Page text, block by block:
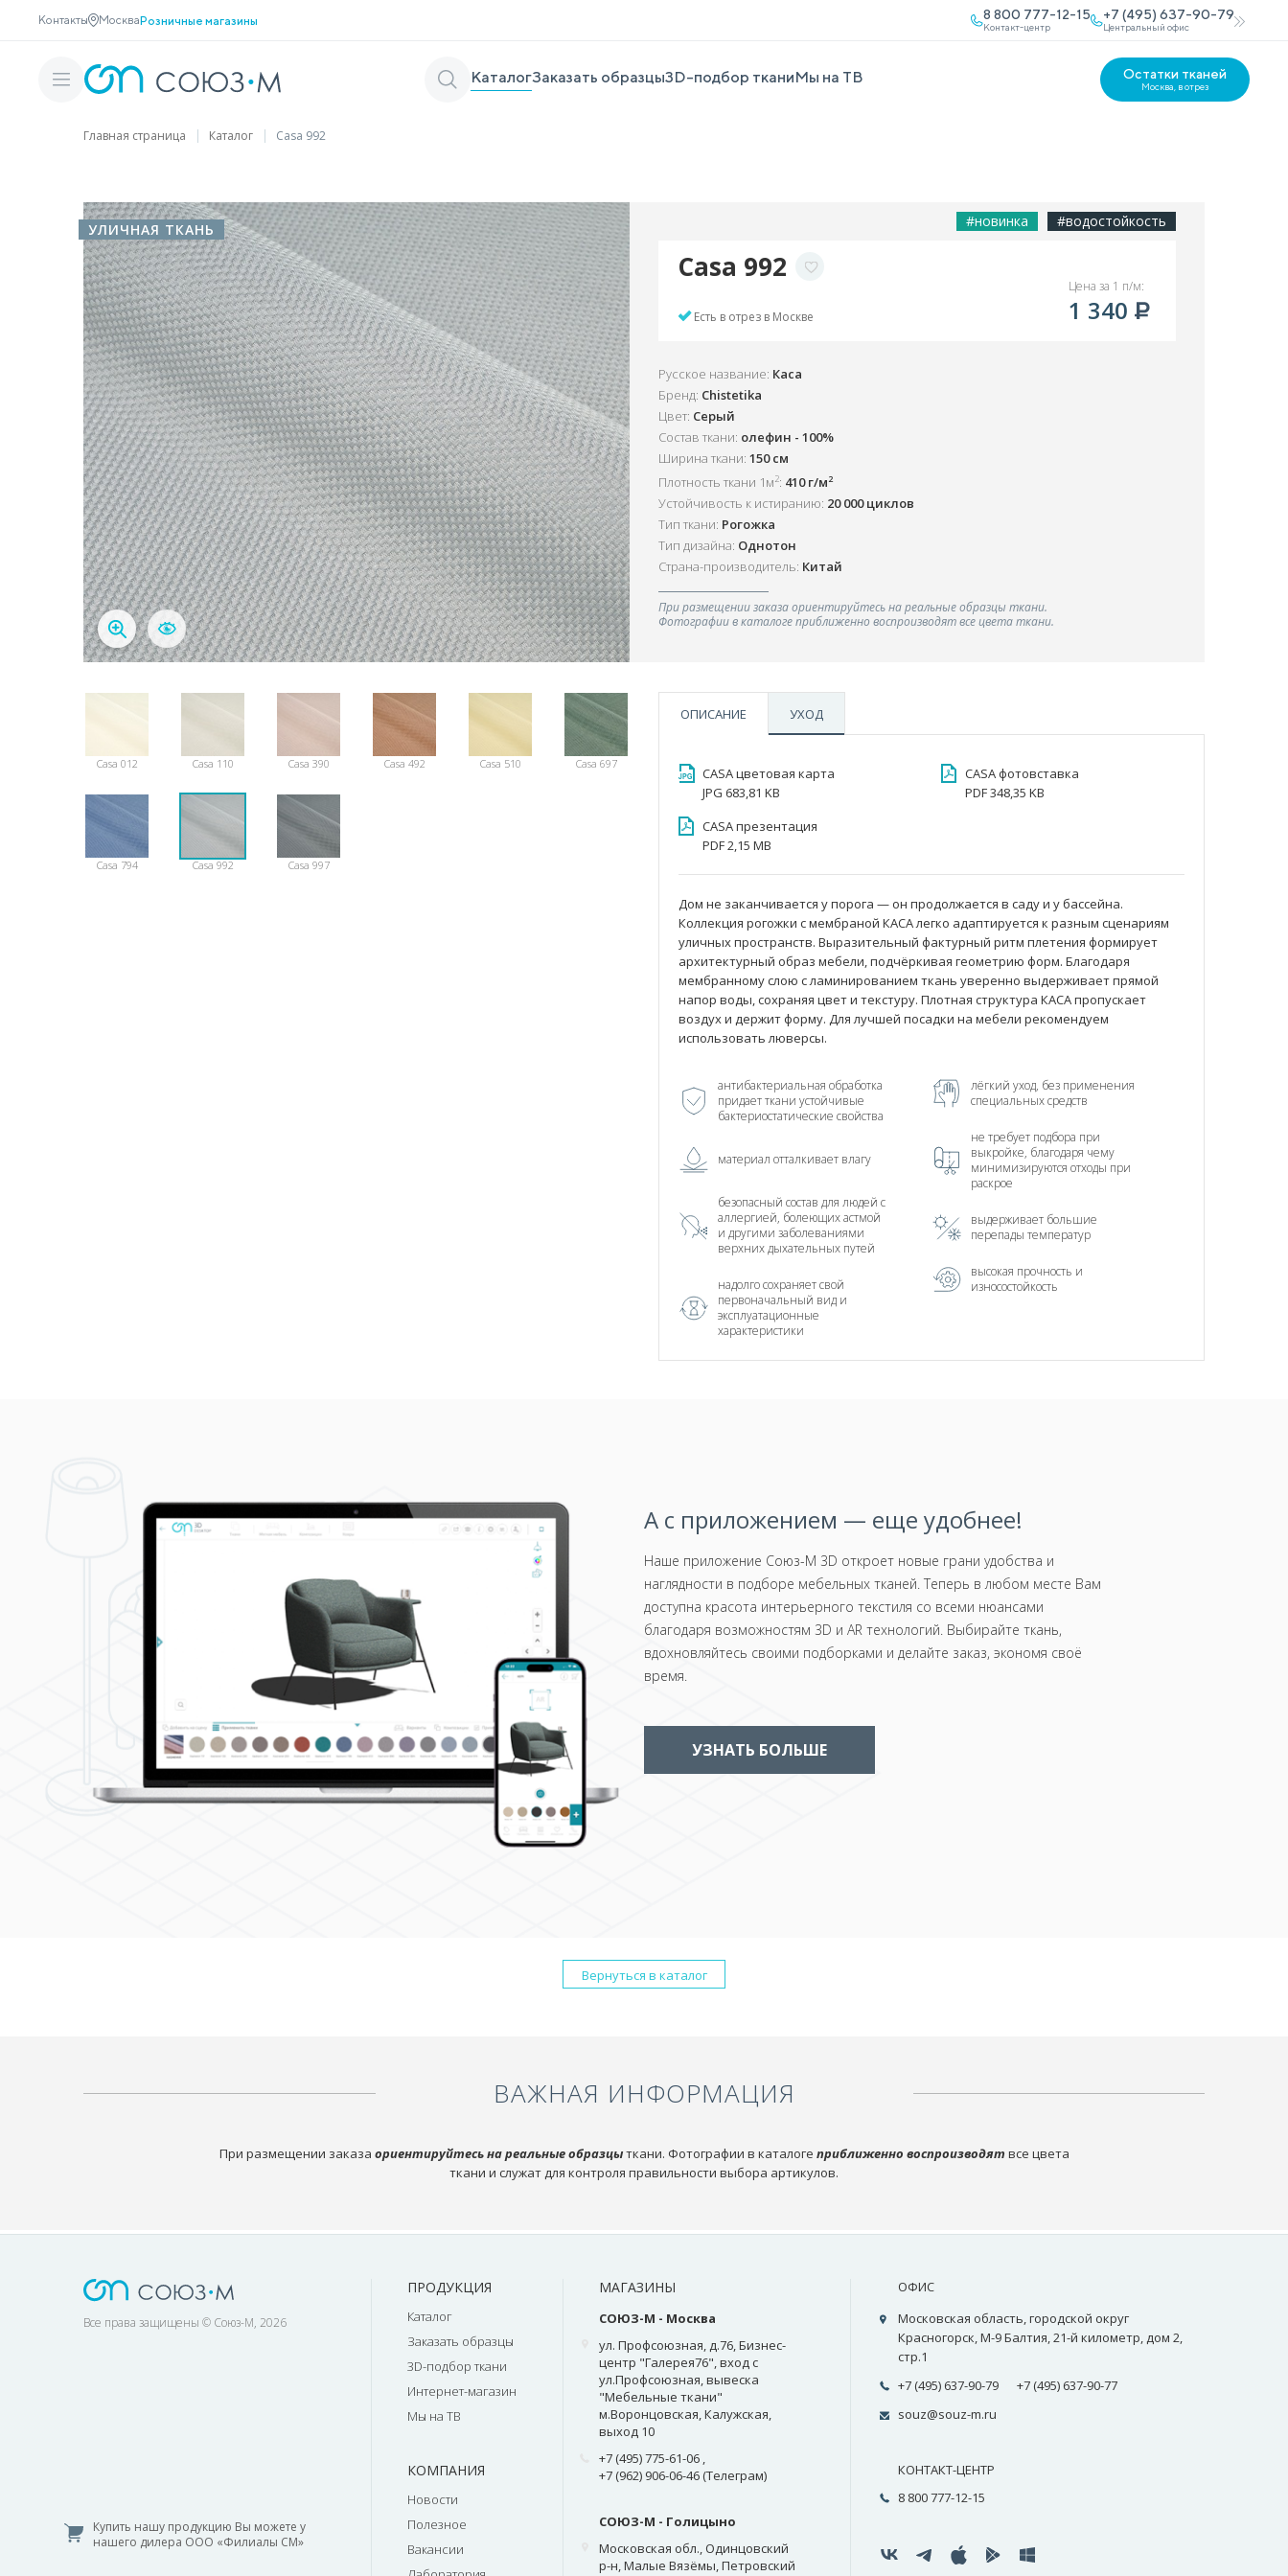
Контакты МоскваРозничные магазины 8 800 777-12-15
Контакт-центр
+7 (495) 637-90-79
Центральный офис
КаталогЗаказать образцы3D-подбор тканиМы на ТВ Остатки тканей
Москва, в отрез
Главная страница Каталог Casa 992
УЛИЧНАЯ ТКАНЬ
Casa 012 Casa 110 Casa 390 Casa 492 Casa 510 Casa 697
Casa 794 Casa 992 Casa 997
#новинка #водостойкость
Casa 992
Есть в отрез в Москве
Цена за 1 п/м:
1 340
Русское название: Каса
Бренд: Chistetika
Цвет: Серый
Состав ткани: олефин - 100%
Ширина ткани: 150 см
Плотность ткани 1м2: 410 г/м2
Устойчивость к истиранию: 20 000 циклов
Тип ткани: Рогожка
Тип дизайна: Однотон
Страна-производитель: Китай
При размещении заказа ориентируйтесь на реальные образцы ткани.
Фотографии в каталоге приближенно воспроизводят все цвета ткани.
ОПИСАНИЕ УХОД
CASA цветовая карта
JPG 683,81 KB
CASA фотовставка
PDF 348,35 KB
CASA презентация
PDF 2,15 MB
Дом не заканчивается у порога — он продолжается в саду и у бассейна.
Коллекция рогожки с мембраной КАСА легко адаптируется к разным сценариям
уличных пространств. Выразительный фактурный ритм плетения формирует
архитектурный образ мебели, подчёркивая геометрию форм. Благодаря
мембранному слою с ламинированием ткань уверенно выдерживает прямой
напор воды, сохраняя цвет и текстуру. Плотная структура КАСА пропускает
воздух и держит форму. Для лучшей посадки на мебели рекомендуем
использовать люверсы.
антибактериальная обработка
придает ткани устойчивые
бактериостатические свойства
материал отталкивает влагу
безопасный состав для людей с
аллергией, болеющих астмой
и другими заболеваниями
верхних дыхательных путей
надолго сохраняет свой
первоначальный вид и
эксплуатационные
характеристики
лёгкий уход, без применения
специальных средств
не требует подбора при
выкройке, благодаря чему
минимизируются отходы при
раскрое
выдерживает большие
перепады температур
высокая прочность и
износостойкость
А с приложением — еще удобнее!
Наше приложение Союз-М 3D откроет новые грани удобства и
наглядности в подборе мебельных тканей. Теперь в любом месте Вам
доступна красота интерьерного текстиля со всеми нюансами
благодаря возможностям 3D и AR технологий. Выбирайте ткань,
вдохновляйтесь своими подборками и делайте заказ, экономя своё
время.
УЗНАТЬ БОЛЬШЕ
Вернуться в каталог
ВАЖНАЯ ИНФОРМАЦИЯ
При размещении заказа ориентируйтесь на реальные образцыткани. Фотографии в каталоге приближенно воспроизводят все цвета
ткани и служат для контроля правильности выбора артикулов.
Все права защищены © Союз-М, 2026
Купить нашу продукцию Вы можете у
нашего дилера ООО «Филиалы СМ»
ПРОДУКЦИЯ
Каталог
Заказать образцы
3D-подбор ткани
Интернет-магазин
Мы на ТВ
КОМПАНИЯ
Новости
Полезное
Вакансии
МАГАЗИНЫ
СОЮЗ-М - Москва
ул. Профсоюзная, д.76, Бизнес-
центр "Галерея76", вход с
ул.Профсоюзная, вывеска
"Мебельные ткани"
м.Воронцовская, Калужская,
выход 10
+7 (495) 775-61-06 ,
+7 (962) 906-06-46 (Телеграм)
СОЮЗ-М - Голицыно
Московская обл., Одинцовский
р-н, Малые Вязёмы, Петровский
ОФИС
Московская область, городской округ
Красногорск, М-9 Балтия, 21-й километр, дом 2,
стр.1
+7 (495) 637-90-79
+7 (495) 637-90-77
souz@souz-m.ru
КОНТАКТ-ЦЕНТР
8 800 777-12-15